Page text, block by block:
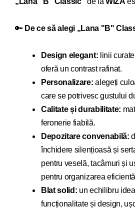
🔑 De ce să alegi „Lana "B"
Design elegant: linii
oferă un contrast rafinat.
Personalizare: alegeți
care se potrivesc gustului
Calitate și durabilitate:
feronerie fiabilă.
Depozitare convenabilă:
închidere silențioasă și
pentru veselă, tacâmuri și
pentru organizarea
Blat solid: un echilibru
funcționalitate și design,